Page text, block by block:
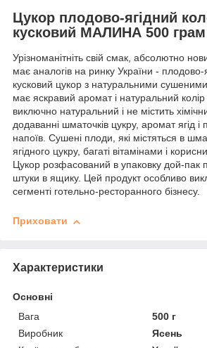
Цукор плодово-ягідний
кусковий МАЛИНА 500 грам
Урізноманітніть свій смак, абсолютно
має аналогів на ринку України - плодово-
кусковий цукор з натуральними
має яскравий аромат і натуральний колір
виключно натуральний і не містить
додаванні шматочків цукру, аромат ягід і
напоїв. Сушені плоди, які містяться в
ягідного цукру, багаті вітамінами і
Цукор розфасований в упаковку дой-пак
штуки в ящику. Цей продукт особливо
сегменті готельно-ресторанного бізнесу.
Приховати
Характеристики
Основні
Вага
500 г
Виробник
Ясень